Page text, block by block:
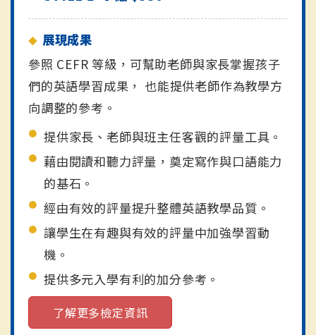
展現成果
參照 CEFR 等級，可幫助老師與家長掌握孩子
們的英語學習成果， 也能提供老師作為教學方
向調整的參考。
提供家長、老師與班主任客觀的評量工具。
藉由閱讀和聽力評量，奠定寫作與口語能力
的基石。
經由有效的評量提升整體英語教學品質。
讓學生在有趣與有效的評量中加強學習動
機。
提供多元入學有利的加分參考。
了解更多檢定資訊